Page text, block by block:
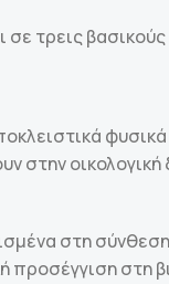
σε τρεις
στην
στη σύνθεση
προσέγγιση στη